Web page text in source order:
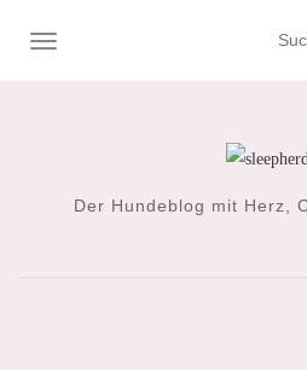
NAVIGATION UMSCHALTEN
Der Hundeblog mit Herz,